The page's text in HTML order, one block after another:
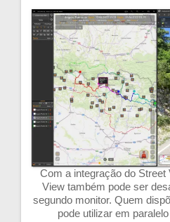
Com a integração do Street
View também pode ser
segundo monitor. Quem
pode utilizar em